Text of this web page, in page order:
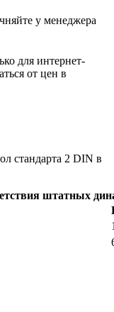
у менеджера
для интернет-
от цен в
стандарта 2 DIN в
штатных